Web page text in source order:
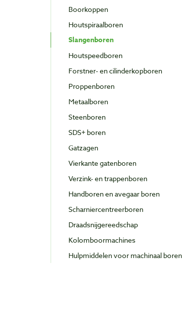
Boorkoppen
Houtspiraalboren
Slangenboren
Houtspeedboren
Forstner- en cilinderkopboren
Proppenboren
Metaalboren
Steenboren
SDS+ boren
Gatzagen
Vierkante gatenboren
Verzink- en trappenboren
Handboren en avegaar boren
Scharniercentreerboren
Draadsnijgereedschap
Kolomboormachines
Hulpmiddelen voor machinaal boren